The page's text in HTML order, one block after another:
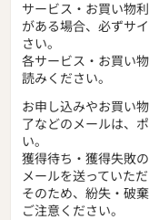
サービス・お買い物
がある場合、必ずサ
さい。
各サービス・お買い
読みください。
お申し込みやお買い
了などのメールは、
い。
獲得待ち・獲得失敗
メールを送っていた
そのため、紛失・破
ご注意ください。